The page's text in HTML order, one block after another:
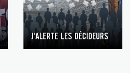
J’ALERTE LES DÉCIDEURS